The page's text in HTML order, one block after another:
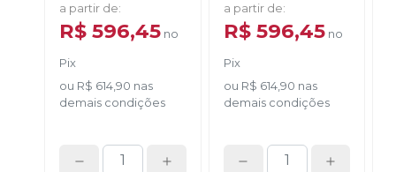
a partir de:
R$ 596,45 no
Pix
ou R$ 614,90 nas
demais condições
a partir de:
R$ 596,45 no
Pix
ou R$ 614,90 nas
demais condições